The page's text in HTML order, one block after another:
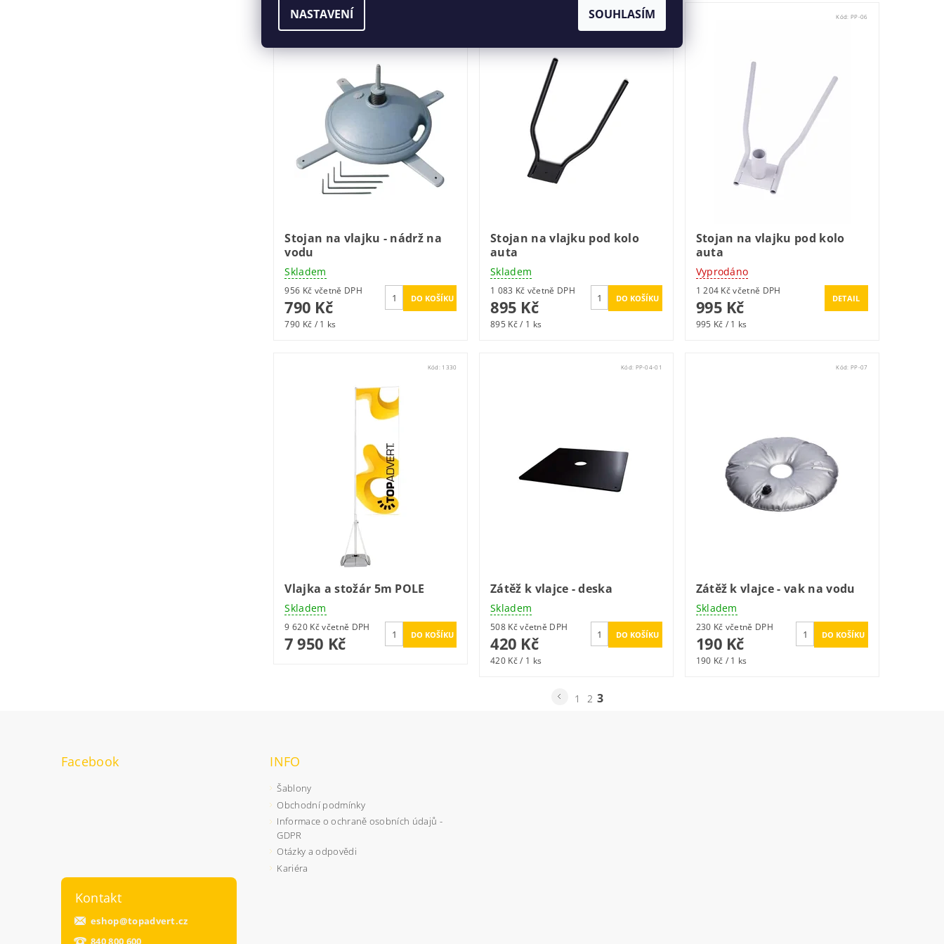
Stojan na vlajku - nádrž na
vodu
Skladem
956 Kč včetně DPH
790 Kč
790 Kč / 1 ks
Kód:PP-06E
Stojan na vlajku pod kolo
auta
Skladem
1 083 Kč včetně DPH
895 Kč
895 Kč / 1 ks
Kód:PP-06
Stojan na vlajku pod kolo
auta
Vyprodáno
1 204 Kč včetně DPH
995 Kč
995 Kč / 1 ks
DETAIL
Kód: 1330
Vlajka a stožár 5m POLE
Skladem
9 620 Kč včetně DPH
7 950 Kč
Kód: PP-04-01
Zátěž k vlajce - deska
Skladem
508 Kč včetně DPH
420 Kč
420 Kč / 1 ks
Kód:PP-07
Zátěž k vlajce - vak na vodu
Skladem
230 Kč včetně DPH
190 Kč
190 Kč / 1 ks
1 2 3
Facebook INFO
Šablony
Obchodní podmínky
Informace o ochraně osobních údajů -
GDPR
Otázky a odpovědi
Kariéra
Kontakt
eshop@topadvert.cz
840 800 600
NASTAVENÍ SOUHLASÍM